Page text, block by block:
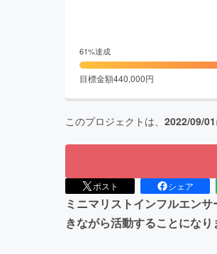
61%達成
目標金額440,000円
このプロジェクトは、 2022/09/01
ポスト シェア
ミニマリストインフルエン
きながら活動することにな